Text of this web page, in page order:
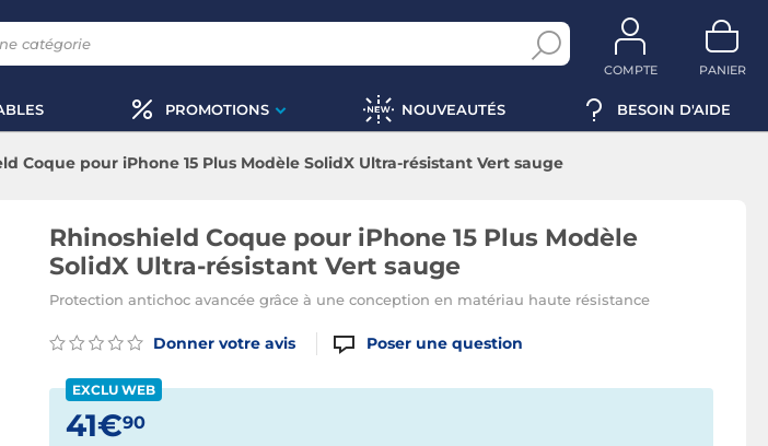
COMPTE PANIER
PROMOTIONS NOUVEAUTÉS BESOIN D'AIDE
Coque pour iPhone 15 Plus Modèle SolidX Ultra-résistant Vert sauge
Rhinoshield Coque pour iPhone 15 Plus Modèle
SolidX Ultra-résistant Vert sauge
Protection antichoc avancée grâce à une conception en matériau haute résistance
Donner votre avis Poser une question
EXCLU WEB
41€90